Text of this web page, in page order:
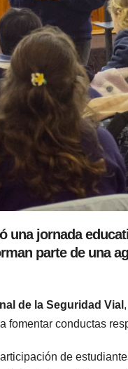
una jornada
parte de una
de la Seguridad Vial
fomentar conductas
de